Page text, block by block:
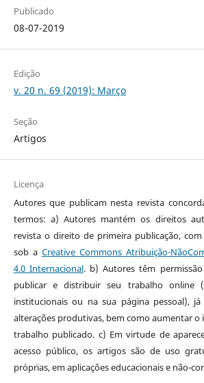
Publicado
08-07-2019
Edição
v. 20 n. 69 (2019): Março
Seção
Artigos
Licença
Autores que publicam nesta revista
termos: a) Autores mantém os direitos
revista o direito de primeira publicação,
sob a Creative Commons Atribuição-
4.0 Internacional. b) Autores têm
publicar e distribuir seu trabalho online
institucionais ou na sua página pessoal),
alterações produtivas, bem como aumentar o
trabalho publicado. c) Em virtude de
acesso público, os artigos são de uso
próprias, em aplicações educacionais e não-